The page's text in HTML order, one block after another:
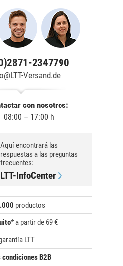
2347790
Versand.de
con nosotros:
08:00 – 17:00 h
Aquí encontrará las
respuestas a las preguntas
frecuentes:
LTT-InfoCenter
productos
* a partir de 69 €
LTT
B2B